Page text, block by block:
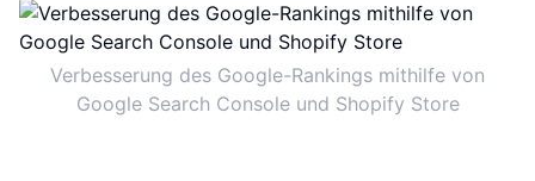
Verbesserung des Google-Rankings mithilfe von
Google Search Console und Shopify Store